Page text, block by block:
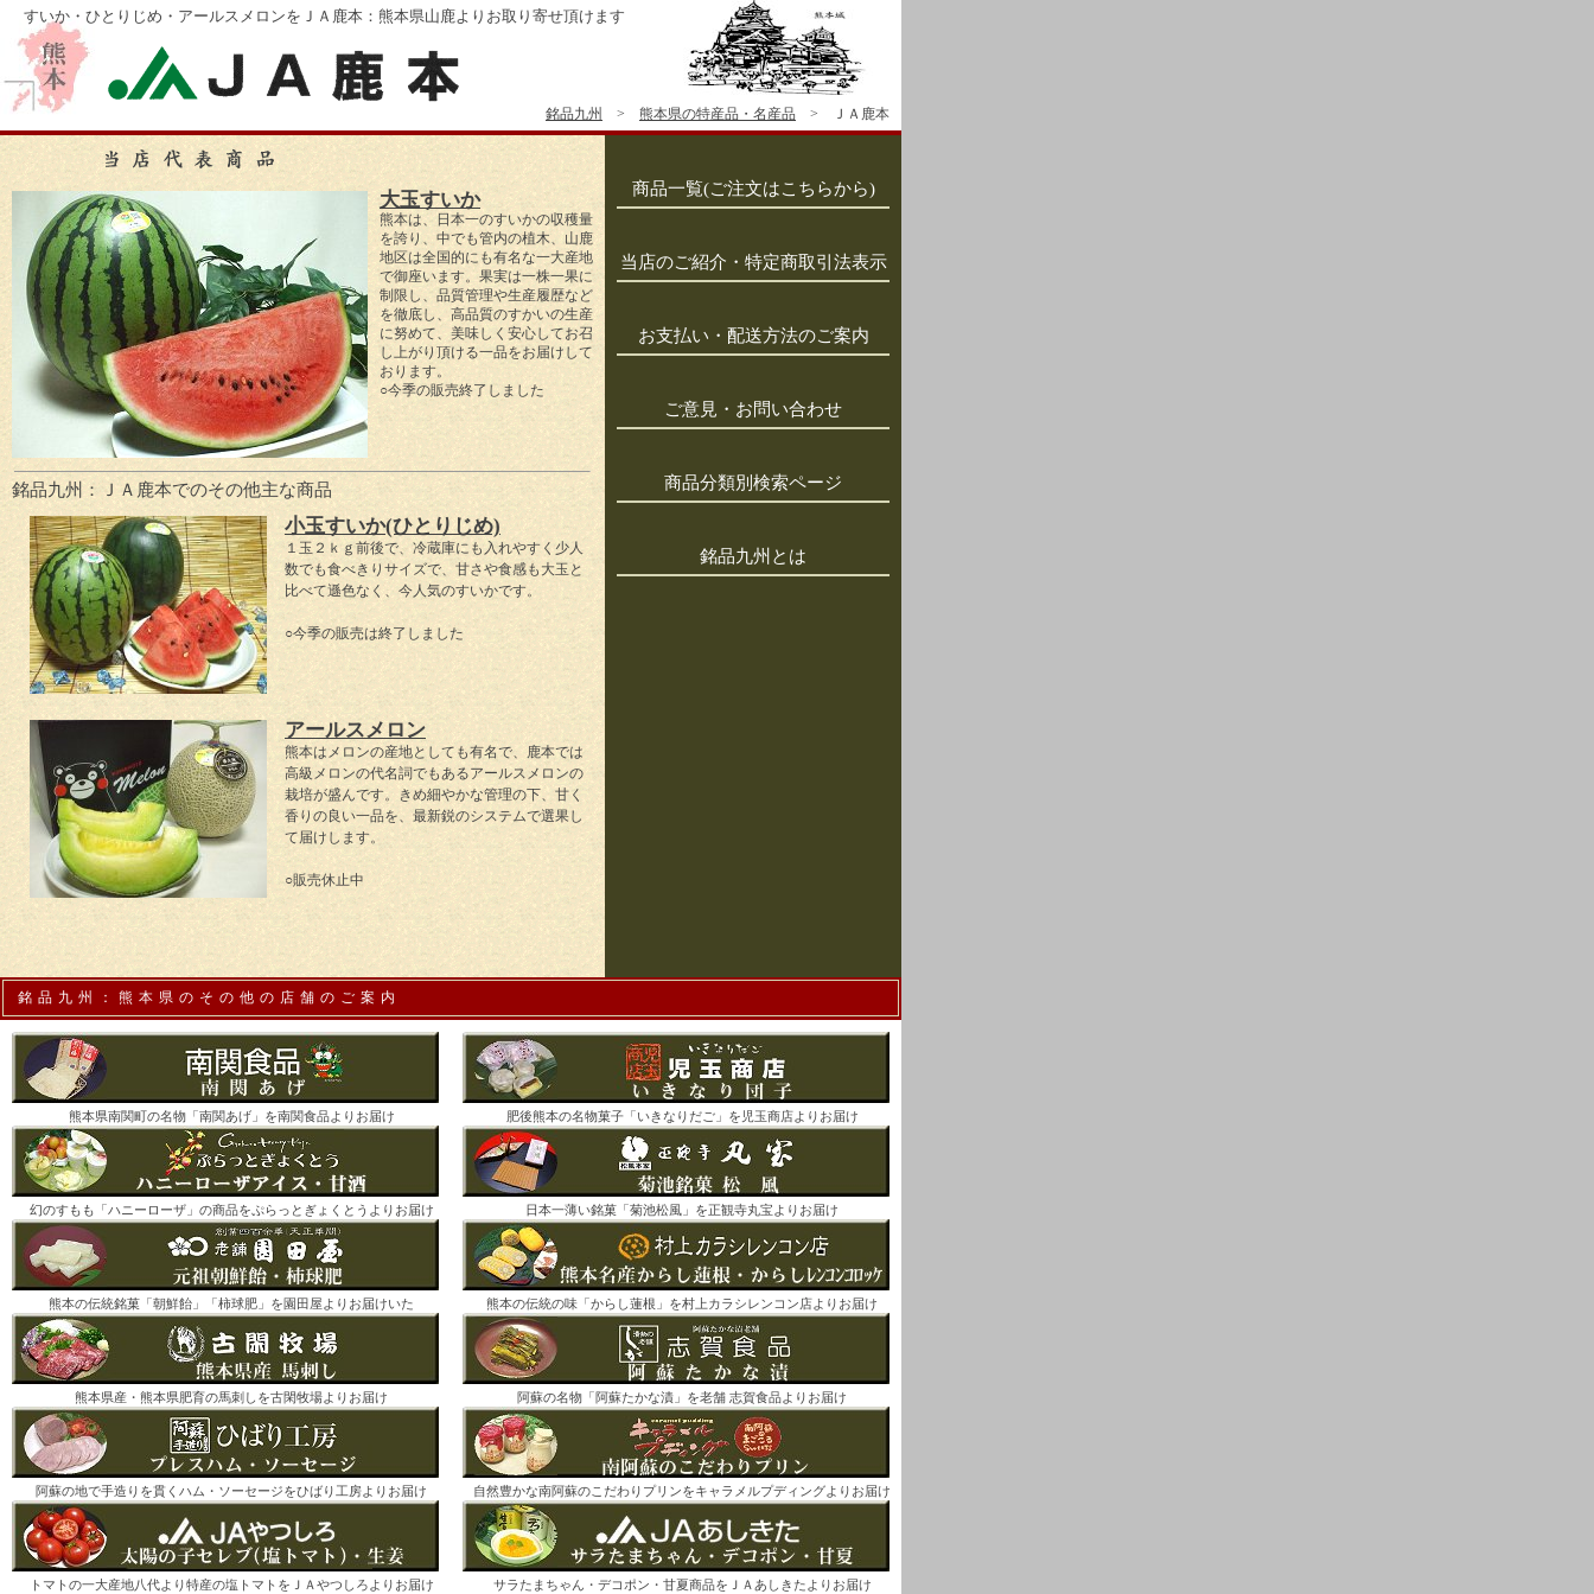
すいか・ひとりじめ・アールスメロンをＪＡ鹿本：熊本県山鹿よりお取り寄せ頂けます
銘品九州 > 熊本県の特産品・名産品 > ＪＡ鹿本
大玉すいか
熊本は、日本一のすいかの収穫量
を誇り、中でも管内の植木、山鹿
地区は全国的にも有名な一大産地
で御座います。果実は一株一果に
制限し、品質管理や生産履歴など
を徹底し、高品質のすかいの生産
に努めて、美味しく安心してお召
し上がり頂ける一品をお届けして
おります。
○今季の販売終了しました
銘品九州：ＪＡ鹿本でのその他主な商品
小玉すいか(ひとりじめ)
１玉２ｋｇ前後で、冷蔵庫にも入れやすく少人
数でも食べきりサイズで、甘さや食感も大玉と
比べて遜色なく、今人気のすいかです。
○今季の販売は終了しました
アールスメロン
熊本はメロンの産地としても有名で、鹿本では
高級メロンの代名詞でもあるアールスメロンの
栽培が盛んです。きめ細やかな管理の下、甘く
香りの良い一品を、最新鋭のシステムで選果し
て届けします。
○販売休止中
商品一覧(ご注文はこちらから)
当店のご紹介・特定商取引法表示
お支払い・配送方法のご案内
ご意見・お問い合わせ
商品分類別検索ページ
銘品九州とは
銘品九州：熊本県のその他の店舗のご案内
熊本県南関町の名物「南関あげ」を南関食品よりお届け
幻のすもも「ハニーローザ」の商品をぷらっとぎょくとうよりお届け
熊本の伝統銘菓「朝鮮飴」「柿球肥」を園田屋よりお届けいた
熊本県産・熊本県肥育の馬刺しを古閑牧場よりお届け
阿蘇の地で手造りを貫くハム・ソーセージをひばり工房よりお届け
トマトの一大産地八代より特産の塩トマトをＪＡやつしろよりお届け
肥後熊本の名物菓子「いきなりだご」を児玉商店よりお届け
日本一薄い銘菓「菊池松風」を正観寺丸宝よりお届け
熊本の伝統の味「からし蓮根」を村上カラシレンコン店よりお届け
阿蘇の名物「阿蘇たかな漬」を老舗 志賀食品よりお届け
自然豊かな南阿蘇のこだわりプリンをキャラメルプディングよりお届け
サラたまちゃん・デコポン・甘夏商品をＪＡあしきたよりお届け